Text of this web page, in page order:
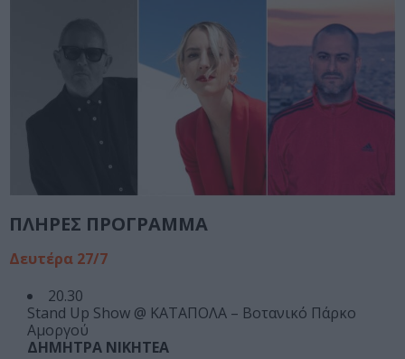
ΠΛΗΡΕΣ ΠΡΟΓΡΑΜΜΑ
Δευτέρα 27/7
20.30
Stand Up Show @ ΚΑΤΑΠΟΛΑ – Βοτανικό Πάρκο
Αμοργού
ΔΗΜΗΤΡΑ ΝΙΚΗΤΕΑ